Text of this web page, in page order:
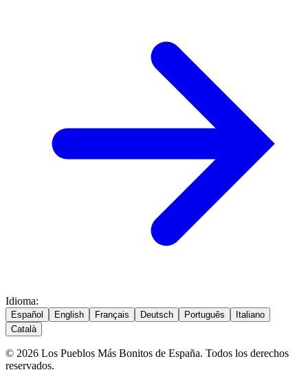
Idioma:
Español English Français Deutsch Português
Italiano
Català
© 2026 Los Pueblos Más Bonitos de España. Todos los derechos
reservados.